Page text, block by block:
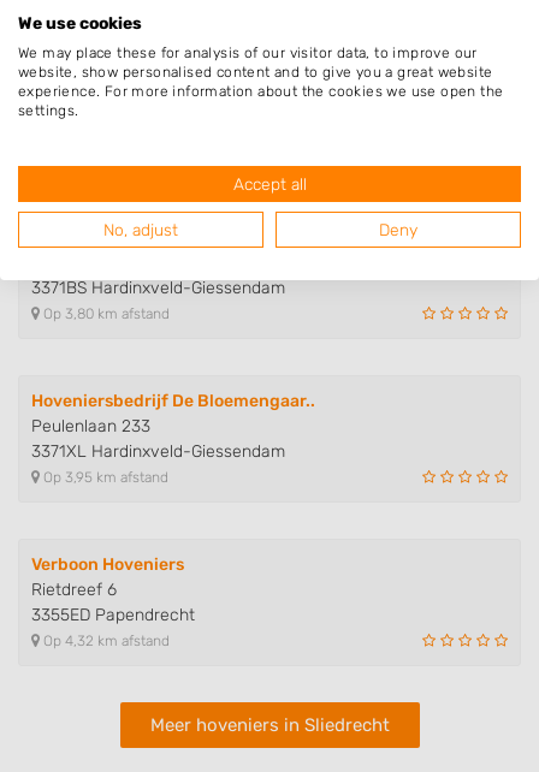
Lavande aanleg en tuinonderhoud
Boeieraak 10
3356MJ Papendrecht
Den Hertog Boomverzorging
3371BS Hardinxveld-Giessendam
Op 3,80 km afstand
Hoveniersbedrijf De Bloemengaar..
Peulenlaan 233
3371XL Hardinxveld-Giessendam
Op 3,95 km afstand
Verboon Hoveniers
Rietdreef 6
3355ED Papendrecht
Op 4,32 km afstand
Meer hoveniers in Sliedrecht
We use cookies
We may place these for analysis of our visitor data, to improve our
website, show personalised content and to give you a great website
experience. For more information about the cookies we use open the
settings.
Accept all
No, adjust Deny